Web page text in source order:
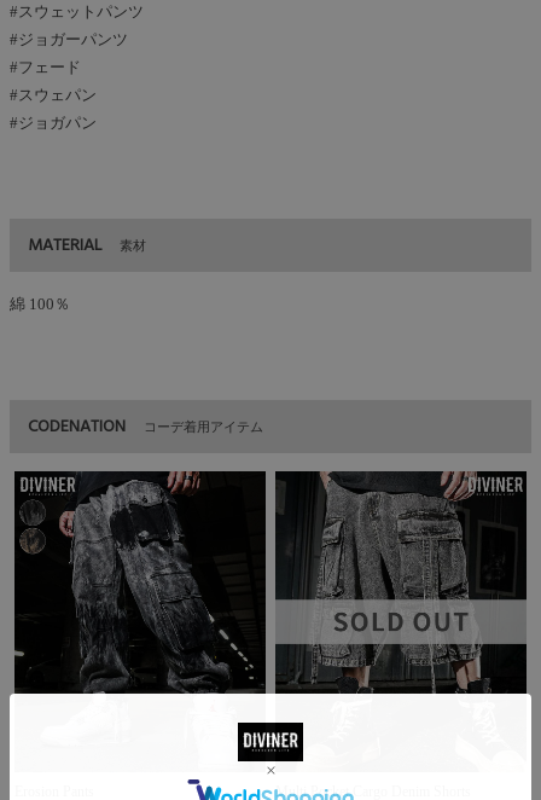
#スウェットパンツ
#ジョガーパンツ
#フェード
#スウェパン
#ジョガパン
MATERIAL 素材
綿 100％
CODENATION コーデ着用アイテム
Multi Pocket Cargo Denim Shorts